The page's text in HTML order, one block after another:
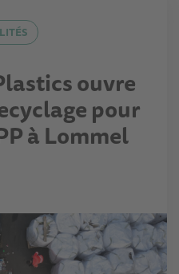
ouvre
pour
à Lommel